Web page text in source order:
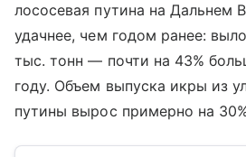
лососевая путина на Дальнем
удачнее, чем годом ранее:
тыс. тонн — почти на 43%
году. Объем выпуска икры из
путины вырос примерно на